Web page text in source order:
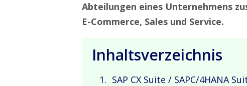
Abteilungen eines Unternehmens
E-Commerce, Sales und Service.
Inhaltsverzeichnis
SAP CX Suite / SAPC/4HANA